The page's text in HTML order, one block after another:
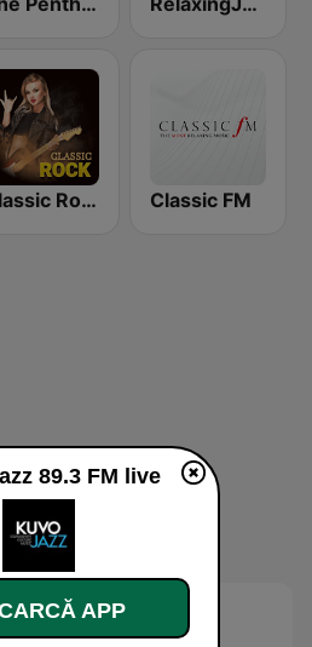
Classic Rock Station Classic FM
FM
89.3 FM live
APP